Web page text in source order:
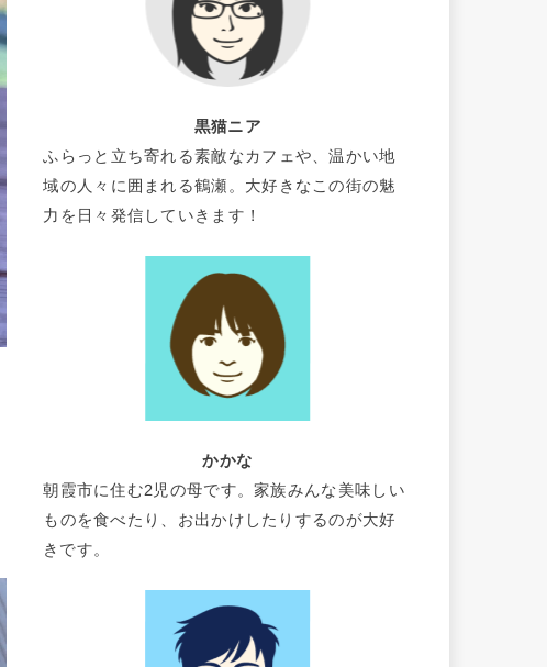
黒猫ニア
ふらっと立ち寄れる素敵なカフェや、温かい地
域の人々に囲まれる鶴瀬。大好きなこの街の魅
力を日々発信していきます！
かかな
朝霞市に住む2児の母です。家族みんな美味しい
ものを食べたり、お出かけしたりするのが大好
きです。